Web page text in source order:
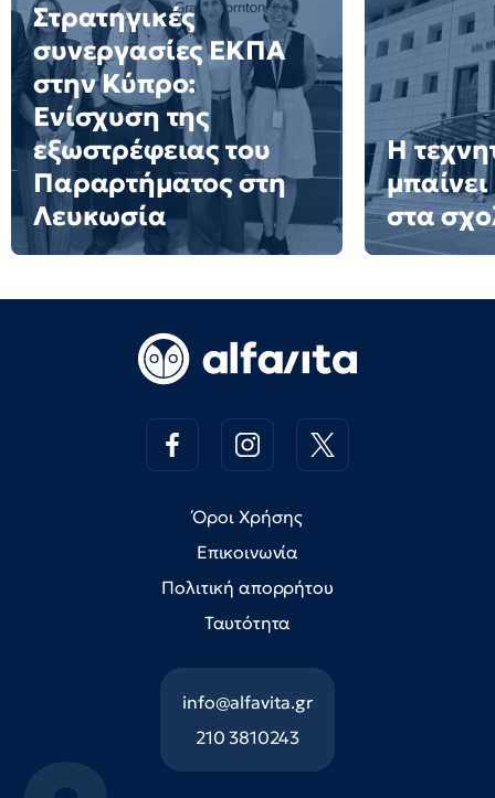
Στρατηγικές
συνεργασίες ΕΚΠΑ
στην Κύπρο:
Ενίσχυση της
εξωστρέφειας του
Παραρτήματος στη
Λευκωσία
Η
στα
Όροι Χρήσης
Επικοινωνία
Πολιτική απορρήτου
Ταυτότητα
info@alfavita.gr
210 3810243